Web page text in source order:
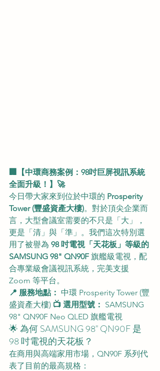
🏢【中環商務案例：98吋巨屏視訊系統
全面升級！】🚀
今日帶大家來到位於中環的 Prosperity
Tower (豐盛資產大樓)。對於頂尖企業而
言，大型會議室需要的不只是「大」，
更是「清」與「準」。我們這次特別選
用了被譽為 98 吋電視「天花板」等級的
SAMSUNG 98" QN90F 旗艦級電視，配
合專業級會議視訊系統，完美支援
Zoom 等平台。
📍 服務地點： 中環 Prosperity Tower (豐
盛資產大樓) 📺 選用型號： SAMSUNG
98" QN90F Neo QLED 旗艦電視
🌟 為何 SAMSUNG 98" QN90F 是
98 吋電視的天花板？
在商用與高端家用市場，QN90F 系列代
表了目前的最高規格：